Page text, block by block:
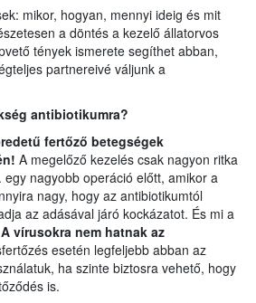
mikor, hogyan, mennyi ideig és mit
a döntés a kezelő állatorvos
tények ismerete segíthet abban,
partnereivé váljunk a
antibiotikumra?
fertőző betegségek
A megelőző kezelés csak nagyon ritka
nagyobb operáció előtt, amikor a
nagy, hogy az antibiotikumtól
az adásával járó kockázatot. És mi a
A vírusokra nem hatnak az
esetén legfeljebb abban az
ha szinte biztosra vehető, hogy
is.